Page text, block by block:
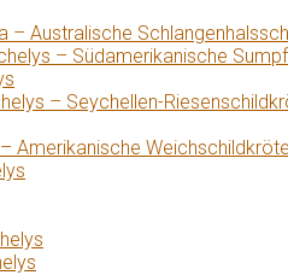
– Australische
– Südamerikanische
– Seychellen-
Amerikanische